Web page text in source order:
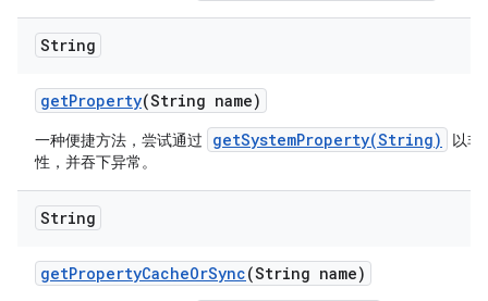
String
getProperty(String name)
一种便捷方法，尝试通过 getSystemProperty(String)
以非
性，并吞下异常。
String
getPropertyCacheOrSync(String name)